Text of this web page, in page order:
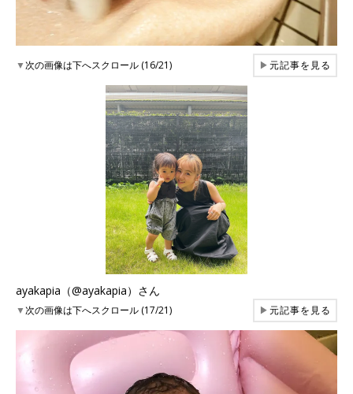
▼次の画像は下へスクロール (16/21) ▶元記事を見る
ayakapia（@ayakapia）さん
▼次の画像は下へスクロール (17/21) ▶元記事を見る